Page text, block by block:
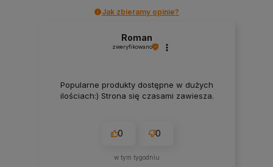
Jak zbieramy opinie?
Roman
zweryfikowano
Popularne produkty dostępne w dużych
ilościach:) Strona się czasami zawiesza.
0 0
w tym tygodniu